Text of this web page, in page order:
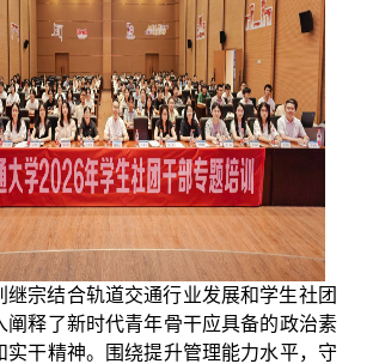
继宗结合轨道交通行业发展和学生社团
阐释了新时代青年骨干应具备的政治素
实干精神。围绕提升管理能力水平，守